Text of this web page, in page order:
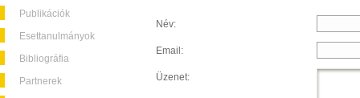
Publikációk
Esettanulmányok
Bibliográfia
Partnerek
Név:
Email:
Üzenet: